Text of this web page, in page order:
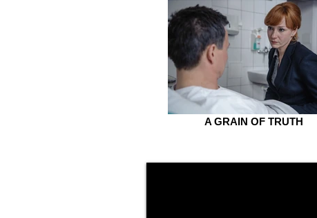
A GRAIN OF TRUTH